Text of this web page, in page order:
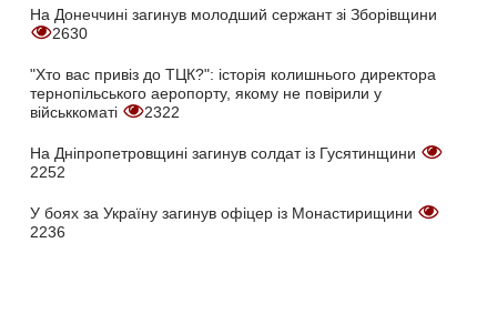
На Донеччині загинув молодший сержант зі Зборівщини
2630
"Хто вас привіз до ТЦК?": історія колишнього директора
тернопільського аеропорту, якому не повірили у
військкоматі
2322
На Дніпропетровщині загинув солдат із Гусятинщини
2252
У боях за Україну загинув офіцер із Монастирищини
2236